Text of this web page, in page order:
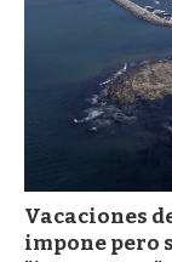
Vacaciones
impone pero